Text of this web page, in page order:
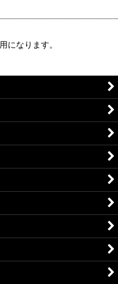
になります。